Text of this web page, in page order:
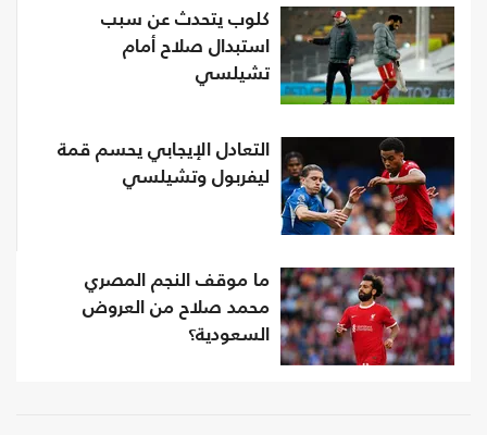
كلوب يتحدث عن سبب
استبدال صلاح أمام
تشيلسي
التعادل الإيجابي يحسم قمة
ليفربول وتشيلسي
ما موقف النجم المصري
محمد صلاح من العروض
السعودية؟